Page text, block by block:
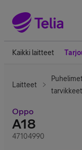
Kaikki laitteet
Laitteet
tarvikkeet
Oppo
A18
47104990